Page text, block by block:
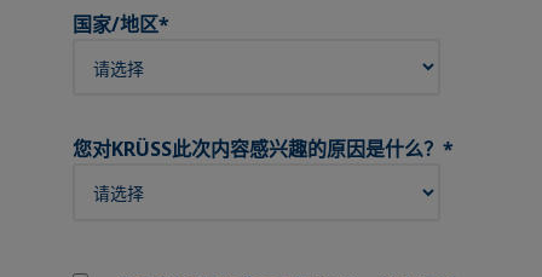
国家/地区*
您对KRÜSS此次内容感兴趣的原因是什么？ *